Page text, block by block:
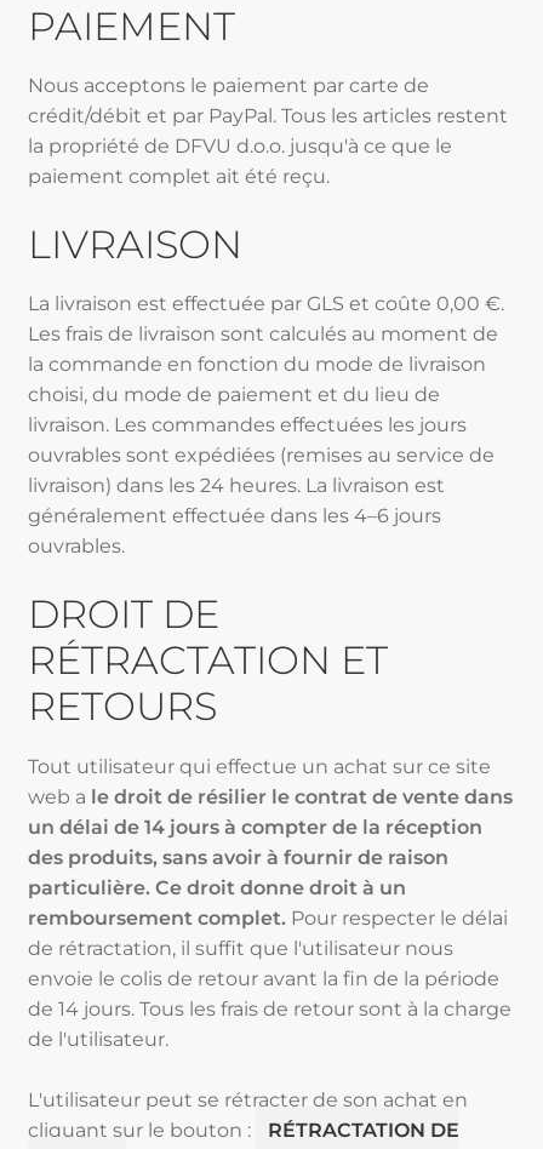
PAIEMENT
Nous acceptons le paiement par carte de
crédit/débit et par PayPal. Tous les articles restent
la propriété de DFVU d.o.o. jusqu'à ce que le
paiement complet ait été reçu.
LIVRAISON
La livraison est effectuée par GLS et coûte 0,00 €.
Les frais de livraison sont calculés au moment de
la commande en fonction du mode de livraison
choisi, du mode de paiement et du lieu de
livraison. Les commandes effectuées les jours
ouvrables sont expédiées (remises au service de
livraison) dans les 24 heures. La livraison est
généralement effectuée dans les 4–6 jours
ouvrables.
DROIT DE
RÉTRACTATION ET
RETOURS
Tout utilisateur qui effectue un achat sur ce site
web a le droit de résilier le contrat de vente dans
un délai de 14 jours à compter de la réception
des produits, sans avoir à fournir de raison
particulière. Ce droit donne droit à un
remboursement complet.Pour respecter le délai
de rétractation, il suffit que l'utilisateur nous
envoie le colis de retour avant la fin de la période
de 14 jours. Tous les frais de retour sont à la charge
de l'utilisateur.
L'utilisateur peut se rétracter de son achat en
cliquant sur le bouton :
RÉTRACTATION DE